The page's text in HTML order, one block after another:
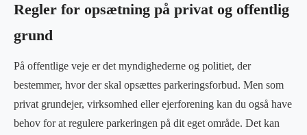
Regler for opsætning på privat og offentlig
grund
På offentlige veje er det myndighederne og politiet, der
bestemmer, hvor der skal opsættes parkeringsforbud. Men som
privat grundejer, virksomhed eller ejerforening kan du også have
behov for at regulere parkeringen på dit eget område. Det kan